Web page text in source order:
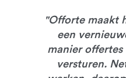
verbetert de algehele
de informatie hebben
hulpmiddel voor het
timen van je communicatie,
deal te sluiten.
"Offorte maakt
een
manier
versturen.